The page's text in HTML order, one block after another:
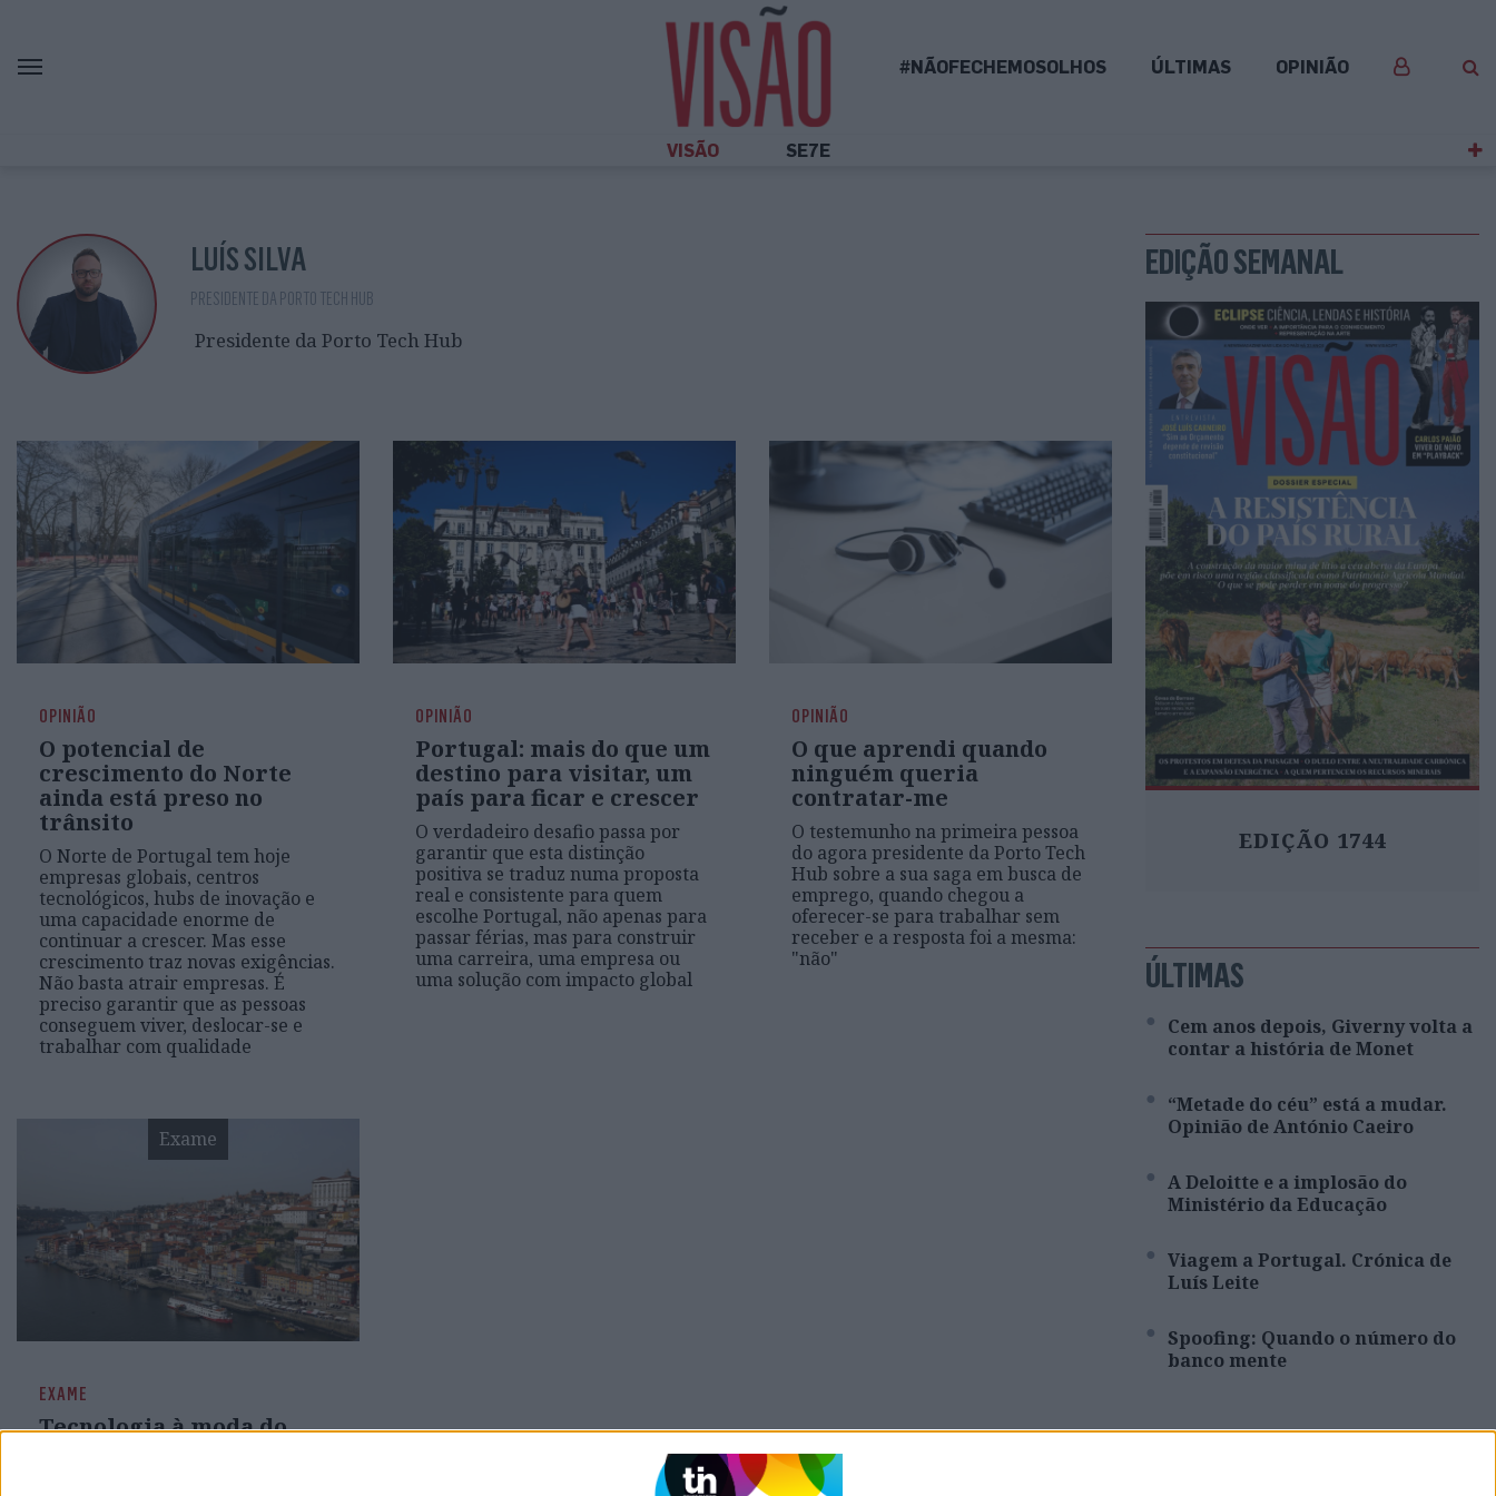
#NÃOFECHEMOSOLHOS ÚLTIMAS OPINIÃO
VISÃO SE7E
LUÍS SILVA
PRESIDENTE DA PORTO TECH HUB
Presidente da Porto Tech Hub
OPINIÃO
O potencial de
crescimento do Norte
ainda está preso no
trânsito
O Norte de Portugal tem hoje
empresas globais, centros
tecnológicos, hubs de inovação e
uma capacidade enorme de
continuar a crescer. Mas esse
crescimento traz novas exigências.
Não basta atrair empresas. É
preciso garantir que as pessoas
conseguem viver, deslocar-se e
trabalhar com qualidade
OPINIÃO
Portugal: mais do que um
destino para visitar, um
país para ficar e crescer
O verdadeiro desafio passa por
garantir que esta distinção
positiva se traduz numa proposta
real e consistente para quem
escolhe Portugal, não apenas para
passar férias, mas para construir
uma carreira, uma empresa ou
uma solução com impacto global
OPINIÃO
O que aprendi quando
ninguém queria
contratar-me
O testemunho na primeira pessoa
do agora presidente da Porto Tech
Hub sobre a sua saga em busca de
emprego, quando chegou a
oferecer-se para trabalhar sem
receber e a resposta foi a mesma:
"não"
Exame
EXAME
Tecnologia à moda do
EDIÇÃO SEMANAL
EDIÇÃO 1744
ÚLTIMAS
Cem anos depois, Giverny volta a
contar a história de Monet
“Metade do céu” está a mudar.
Opinião de António Caeiro
A Deloitte e a implosão do
Ministério da Educação
Viagem a Portugal. Crónica de
Luís Leite
Spoofing: Quando o número do
banco mente